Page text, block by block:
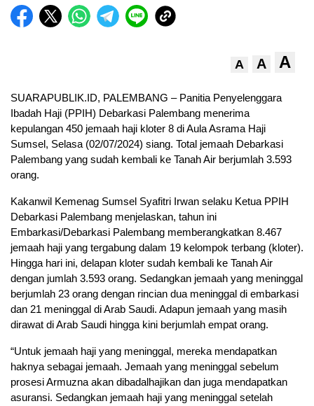
A A A
SUARAPUBLIK.ID, PALEMBANG – Panitia Penyelenggara
Ibadah Haji (PPIH) Debarkasi Palembang menerima
kepulangan 450 jemaah haji kloter 8 di Aula Asrama Haji
Sumsel, Selasa (02/07/2024) siang. Total jemaah Debarkasi
Palembang yang sudah kembali ke Tanah Air berjumlah 3.593
orang.
Kakanwil Kemenag Sumsel Syafitri Irwan selaku Ketua PPIH
Debarkasi Palembang menjelaskan, tahun ini
Embarkasi/Debarkasi Palembang memberangkatkan 8.467
jemaah haji yang tergabung dalam 19 kelompok terbang (kloter).
Hingga hari ini, delapan kloter sudah kembali ke Tanah Air
dengan jumlah 3.593 orang. Sedangkan jemaah yang meninggal
berjumlah 23 orang dengan rincian dua meninggal di embarkasi
dan 21 meninggal di Arab Saudi. Adapun jemaah yang masih
dirawat di Arab Saudi hingga kini berjumlah empat orang.
“Untuk jemaah haji yang meninggal, mereka mendapatkan
haknya sebagai jemaah. Jemaah yang meninggal sebelum
prosesi Armuzna akan dibadalhajikan dan juga mendapatkan
asuransi. Sedangkan jemaah haji yang meninggal setelah